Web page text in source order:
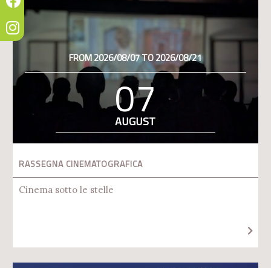
FROM 2026/08/07 TO 2026/08/21
07
AUGUST
RASSEGNA CINEMATOGRAFICA
Cinema sotto le stelle